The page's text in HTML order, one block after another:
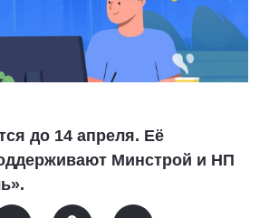
до 14 апреля. Её
Минстрой и НП